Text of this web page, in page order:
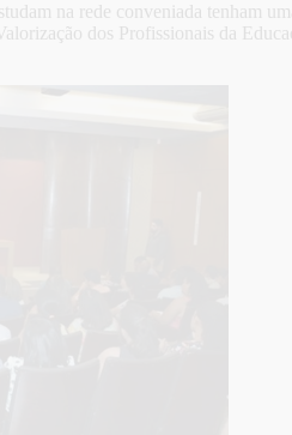
na rede conveniada tenham
dos Profissionais da